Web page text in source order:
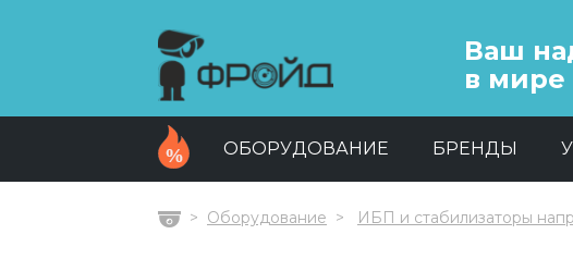
Ваш
в
ОБОРУДОВАНИЕ БРЕНДЫ
ГлавнаяОборудование ИБП и стабилизаторы